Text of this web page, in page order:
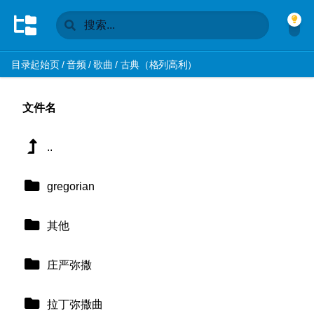
目录起始页/音频/歌曲 / 古典（格列高利）
文件名
..
gregorian
其他
庄严弥撒
拉丁弥撒曲